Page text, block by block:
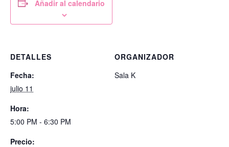
Añadir al calendario
DETALLES
Fecha:
julio 11
Hora:
5:00 PM - 6:30 PM
Precio:
ORGANIZADOR
Sala K